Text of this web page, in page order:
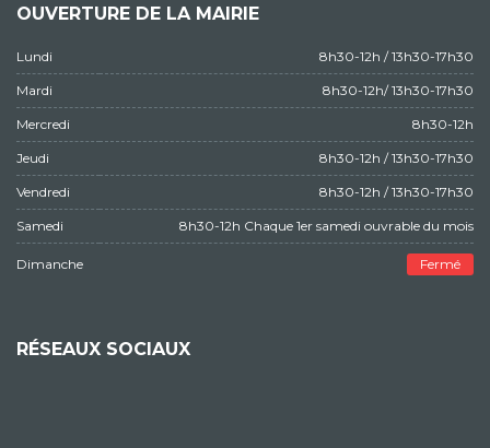
OUVERTURE DE LA MAIRIE
Lundi 8h30-12h / 13h30-17h30
Mardi 8h30-12h/ 13h30-17h30
Mercredi 8h30-12h
Jeudi 8h30-12h / 13h30-17h30
Vendredi 8h30-12h / 13h30-17h30
Samedi 8h30-12h Chaque 1er samedi ouvrable du mois
Dimanche Fermé
RÉSEAUX SOCIAUX